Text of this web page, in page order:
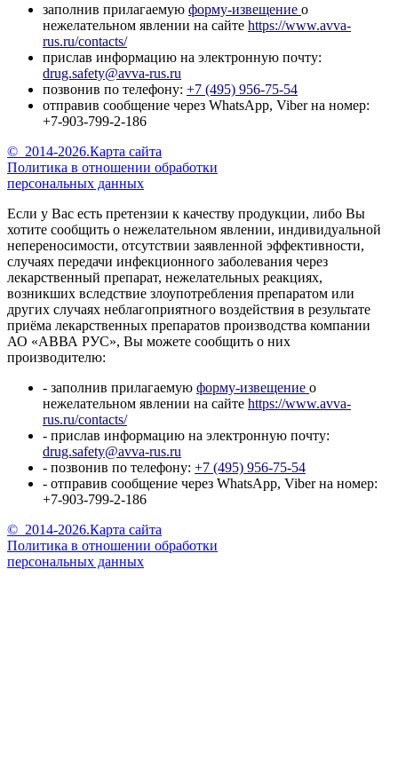
заполнив прилагаемую форму-извещение о
нежелательном явлении на сайте https://www.avva-
rus.ru/contacts/
прислав информацию на электронную почту:
drug.safety@avva-rus.ru
позвонив по телефону: +7 (495) 956-75-54
отправив сообщение через WhatsApp, Viber на номер:
+7-903-799-2-186
© 2014-2026.Карта сайта
Политика в отношении обработки
персональных данных
Если у Вас есть претензии к качеству продукции, либо Вы
хотите сообщить о нежелательном явлении, индивидуальной
непереносимости, отсутствии заявленной эффективности,
случаях передачи инфекционного заболевания через
лекарственный препарат, нежелательных реакциях,
возникших вследствие злоупотребления препаратом или
других случаях неблагоприятного воздействия в результате
приёма лекарственных препаратов производства компании
АО «АВВА РУС», Вы можете сообщить о них
производителю:
- заполнив прилагаемую форму-извещение о
нежелательном явлении на сайте https://www.avva-
rus.ru/contacts/
- прислав информацию на электронную почту:
drug.safety@avva-rus.ru
- позвонив по телефону: +7 (495) 956-75-54
- отправив сообщение через WhatsApp, Viber на номер:
+7-903-799-2-186
© 2014-2026.Карта сайта
Политика в отношении обработки
персональных данных